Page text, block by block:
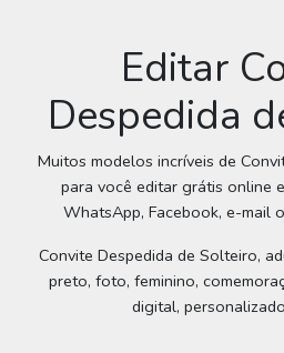
Editar
Despedida
Muitos modelos incríveis de
para você editar grátis online
WhatsApp, Facebook, e-mail
Convite Despedida de Solteiro,
preto, foto, feminino,
digital,